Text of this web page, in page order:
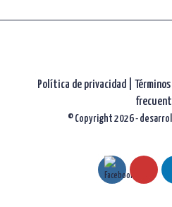
Política de privacidad|
© Copyright 2026 -